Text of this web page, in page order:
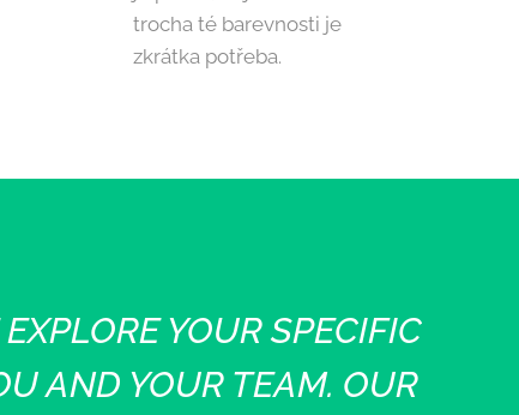
trocha té barevnosti je
zkrátka potřeba.
YOUR SPECIFIC
AND YOUR TEAM. OUR